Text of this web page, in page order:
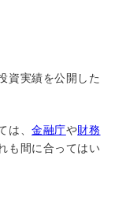
資実績を公開した
は、金融庁や財務
も間に合ってはい